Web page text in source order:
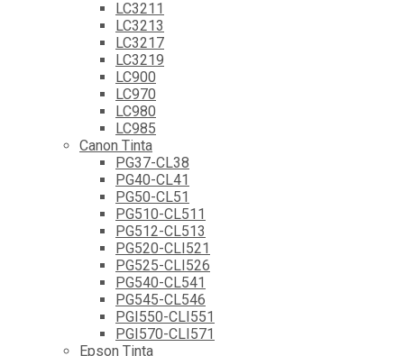
LC3211
LC3213
LC3217
LC3219
LC900
LC970
LC980
LC985
Canon Tinta
PG37-CL38
PG40-CL41
PG50-CL51
PG510-CL511
PG512-CL513
PG520-CLI521
PG525-CLI526
PG540-CL541
PG545-CL546
PGI550-CLI551
PGI570-CLI571
Epson Tinta